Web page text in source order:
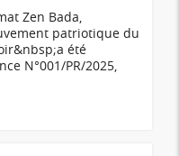
Zen Bada,
patriotique du
été
N°001/PR/2025,